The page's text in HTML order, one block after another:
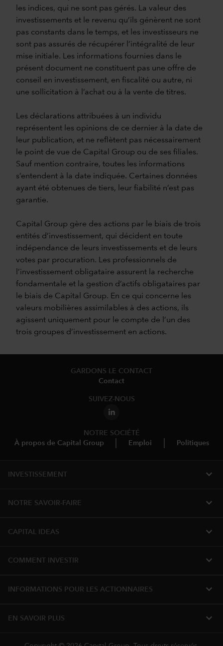
les indices, qui ne sont pas gérés. La valeur des
investissements et le revenu qu’ils génèrent ne sont
pas constants dans le temps, et les investisseurs ne
sont pas assurés de récupérer l’intégralité de leur
mise initiale. Les informations fournies dans le
présent document ne constituent pas une offre de
conseil en investissement, en fiscalité ou autre, ni
une sollicitation à l’achat ou à la vente de titres.
Les déclarations attribuées à un individu
représentent les opinions de ce dernier à la date de
leur publication, et ne reflètent pas nécessairement
le point de vue de Capital Group ou de ses filiales.
Sauf mention contraire, toutes les informations
s’entendent à la date indiquée. Certaines données
ayant été obtenues de tiers, leur fiabilité n’est pas
garantie.
Capital Group gère des actions par le biais de trois
entités d’investissement, qui décident en toute
indépendance de leurs investissements et de leurs
votes par procuration. Les professionnels de
l’investissement obligataire assurent la recherche
fondamentale et la gestion d’actifs obligataires par
le biais de Capital Group. En ce qui concerne les
valeurs mobilières assimilables à des actions, ils
agissent uniquement pour le compte de l’un des
trois groupes d’investissement en actions.
GARDONS LE CONTACT
Contact
SUIVEZ-NOUS
NOTRE SOCIÉTÉ
À propos de Capital Group
Emploi Politiques
INVESTISSEMENT expand_more
NOTRE SAVOIR-FAIRE expand_more
CAPITAL IDEAS expand_more
COMMENT INVESTIR expand_more
INFORMATIONS POUR LES ACTIONNAIRES expand_more
EN SAVOIR PLUS expand_more